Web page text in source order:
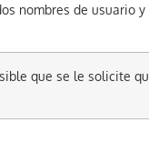
nombres de usuario y
que se le solicite